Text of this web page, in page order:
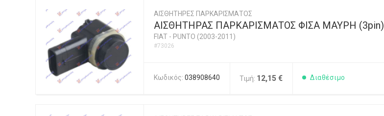
ΑΙΣΘΗΤΗΡΕΣ ΠΑΡΚΑΡΙΣΜΑΤΟΣ
ΑΙΣΘΗΤΗΡΑΣ ΠΑΡΚΑΡΙΣΜΑΤΟΣ ΦΙΣΑ ΜΑΥΡΗ (3pin)
FIAT - PUNTO (2003-2011)
#73026
Κωδικός: 038908640 Τιμή: 12,15 € Διαθέσιμο